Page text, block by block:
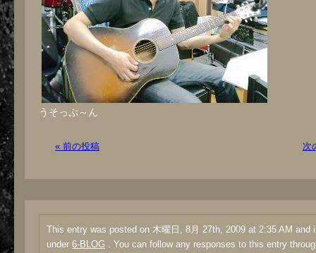
うそっぷ～ん
« 前の投稿 次
This entry was posted on 木曜日, 8月 27th, 2009 at 2:35 AM and
under 6-BLOG . You can follow any responses to this entry